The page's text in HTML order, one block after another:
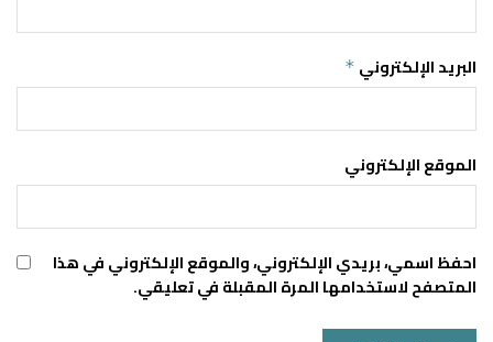
البريد الإلكتروني *
الموقع الإلكتروني
احفظ اسمي، بريدي الإلكتروني، والموقع الإلكتروني في هذا
المتصفح لاستخدامها المرة المقبلة في تعليقي.